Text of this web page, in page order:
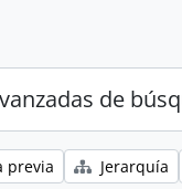
de
previa Jerarquía